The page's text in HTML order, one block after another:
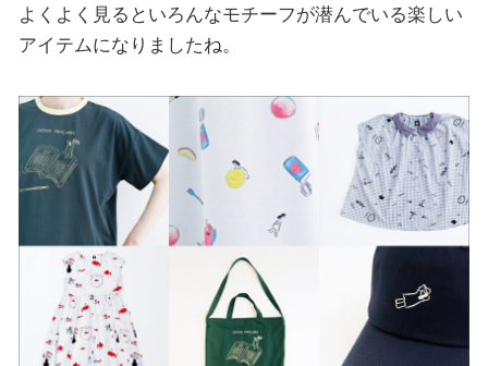
よくよく見るといろんなモチーフが潜んでいる楽しい
アイテムになりましたね。